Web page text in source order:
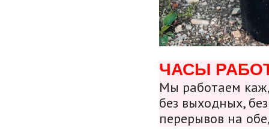
ЧАСЫ
Мы работаем
без выходных,
перерывов на